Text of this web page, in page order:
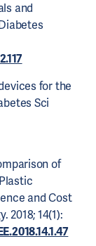
and
for the
Sci
of
and Cost
2018; 14(1):